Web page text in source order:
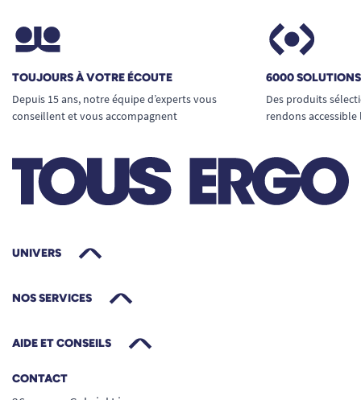
TOUJOURS À VOTRE ÉCOUTE
Depuis 15 ans, notre équipe d’experts vous
conseillent et vous accompagnent
6000
Des produits
rendons
UNIVERS
NOS SERVICES
AIDE ET CONSEILS
CONTACT